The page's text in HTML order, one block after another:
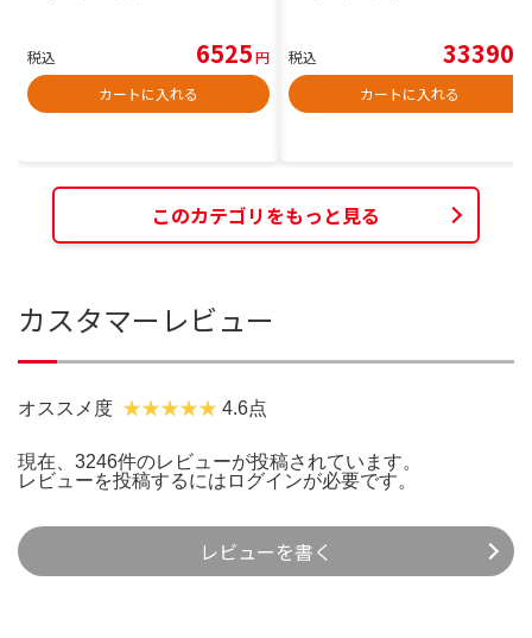
税込 6525円
カートに入れる
税込 33390
カートに入れる
このカテゴリをもっと見る
カスタマーレビュー
オススメ度 4.6点
現在、3246件のレビューが投稿されています。
レビューを投稿するには ログインが必要です。
レビューを書く